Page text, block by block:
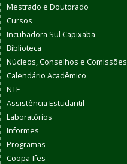
Mestrado e Doutorado
Cursos
Incubadora Sul Capixaba
Biblioteca
Núcleos, Conselhos e Comissões
Calendário Acadêmico
NTE
Assistência Estudantil
Laboratórios
Informes
Programas
Coopa-Ifes